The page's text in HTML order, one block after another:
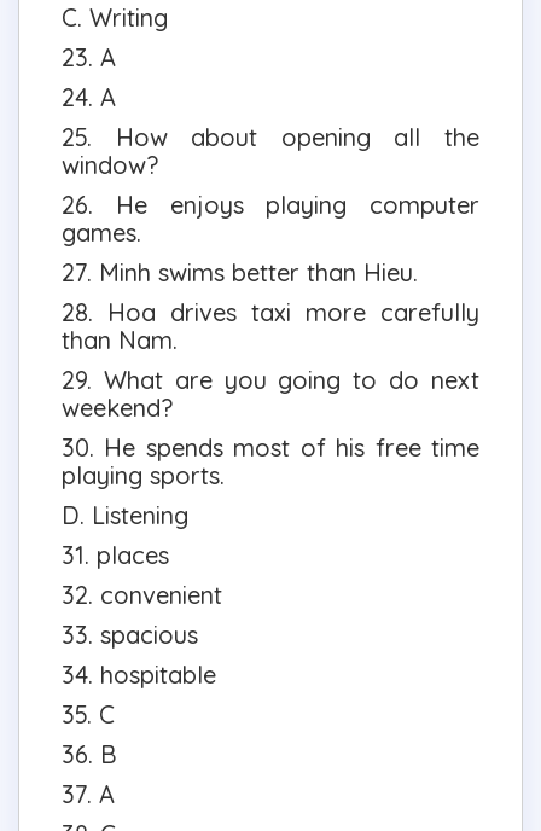
C. Writing
23. A
24. A
25. How about opening all the
window?
26. He enjoys playing computer
games.
27. Minh swims better than Hieu.
28. Hoa drives taxi more carefully
than Nam.
29. What are you going to do next
weekend?
30. He spends most of his free time
playing sports.
D. Listening
31. places
32. convenient
33. spacious
34. hospitable
35. C
36. B
37. A